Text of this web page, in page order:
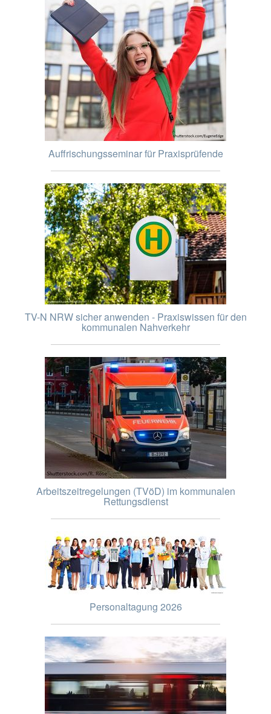
Auffrischungsseminar für Praxisprüfende
TV-N NRW sicher anwenden - Praxiswissen für den
kommunalen Nahverkehr
Arbeitszeitregelungen (TVöD) im kommunalen
Rettungsdienst
Personaltagung 2026